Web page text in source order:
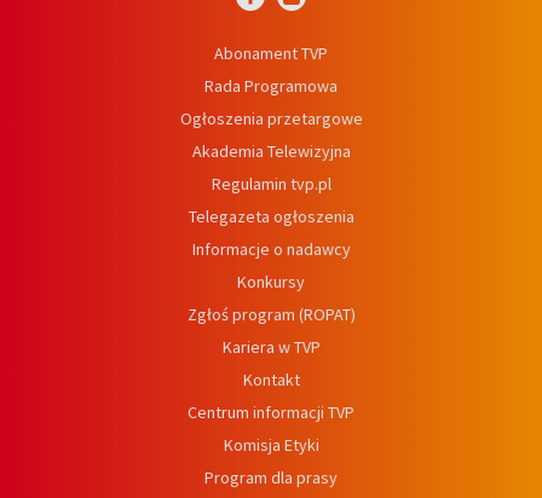
Abonament TVP
Rada Programowa
Ogłoszenia przetargowe
Akademia Telewizyjna
Regulamin tvp.pl
Telegazeta ogłoszenia
Informacje o nadawcy
Konkursy
Zgłoś program (ROPAT)
Kariera w TVP
Kontakt
Centrum informacji TVP
Komisja Etyki
Program dla prasy